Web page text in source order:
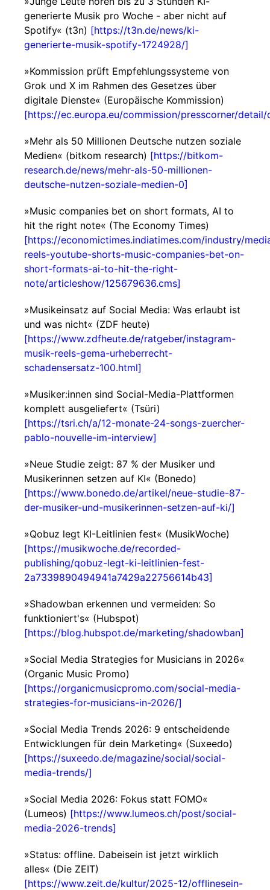
generierte Musik pro Woche - aber nicht auf
Spotify« (t3n) [https://t3n.de/news/ki-
generierte-musik-spotify-1724928/]
»Kommission prüft Empfehlungssysteme von
Grok und X im Rahmen des Gesetzes über
digitale Dienste« (Europäische Kommission)
[https://ec.europa.eu/commission/presscorner/
»Mehr als 50 Millionen Deutsche nutzen soziale
Medien« (bitkom research) [https://bitkom-
research.de/news/mehr-als-50-millionen-
deutsche-nutzen-soziale-medien-0]
»Music companies bet on short formats, AI to
hit the right note« (The Economy Times)
[https://economictimes.indiatimes.com/industry/
reels-youtube-shorts-music-companies-bet-on-
short-formats-ai-to-hit-the-right-
note/articleshow/125679636.cms]
»Musikeinsatz auf Social Media: Was erlaubt ist
und was nicht« (ZDF heute)
[https://www.zdfheute.de/ratgeber/instagram-
musik-reels-gema-urheberrecht-
schadensersatz-100.html]
»Musiker:innen sind Social-Media-Plattformen
komplett ausgeliefert« (Tsüri)
[https://tsri.ch/a/12-monate-24-songs-zuercher-
pablo-nouvelle-im-interview]
»Neue Studie zeigt: 87 % der Musiker und
Musikerinnen setzen auf KI« (Bonedo)
[https://www.bonedo.de/artikel/neue-studie-87-
der-musiker-und-musikerinnen-setzen-auf-ki/]
»Qobuz legt KI-Leitlinien fest« (MusikWoche)
[https://musikwoche.de/recorded-
publishing/qobuz-legt-ki-leitlinien-fest-
2a7339890494941a7429a22756614b43]
»Shadowban erkennen und vermeiden: So
funktioniert's« (Hubspot)
[https://blog.hubspot.de/marketing/shadowban]
»Social Media Strategies for Musicians in 2026«
(Organic Music Promo)
[https://organicmusicpromo.com/social-media-
strategies-for-musicians-in-2026/]
»Social Media Trends 2026: 9 entscheidende
Entwicklungen für dein Marketing« (Suxeedo)
[https://suxeedo.de/magazine/social/social-
media-trends/]
»Social Media 2026: Fokus statt FOMO«
(Lumeos) [https://www.lumeos.ch/post/social-
media-2026-trends]
»Status: offline. Dabeisein ist jetzt wirklich
alles« (Die ZEIT)
[https://www.zeit.de/kultur/2025-12/offlinesein-